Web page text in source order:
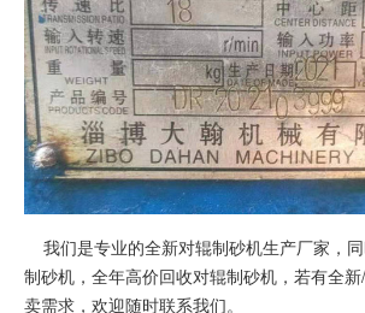
我们是专业的全新对辊制砂机生产厂家，
制砂机，全年高价回收对辊制砂机，若有全
卖需求，欢迎随时联系我们。